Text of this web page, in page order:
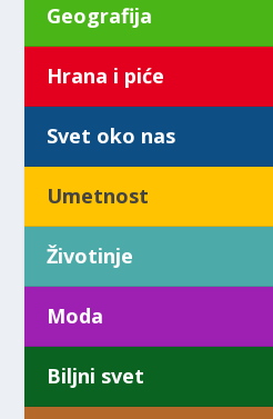
Geografija
Hrana i piće
Svet oko nas
Umetnost
Životinje
Moda
Biljni svet